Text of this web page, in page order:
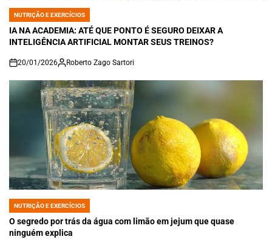
POSTED
IN
NUTRIÇÃO E EXERCÍCIOS
IA NA ACADEMIA: ATÉ QUE PONTO É SEGURO DEIXAR A
INTELIGÊNCIA ARTIFICIAL MONTAR SEUS TREINOS?
on
20/01/2026 Roberto Zago Sartori
POSTED
IN
NUTRIÇÃO E EXERCÍCIOS
O segredo por trás da água com limão em jejum que quase
ninguém explica